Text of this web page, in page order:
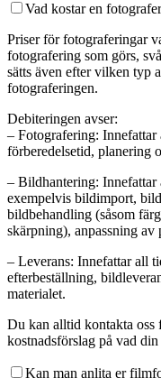
Vad kostar en
Priser för fotograferingar
fotografering som görs,
sätts även efter vilken typ
fotograferingen.
Debiteringen avser:
– Fotografering:
förberedelsetid, planering
– Bildhantering:
exempelvis bildimport,
bildbehandling (såsom
skärpning), anpassning av
– Leverans: Innefattar all
efterbeställning,
materialet.
Du kan alltid kontakta oss
kostnadsförslag på vad
Kan man anlita er